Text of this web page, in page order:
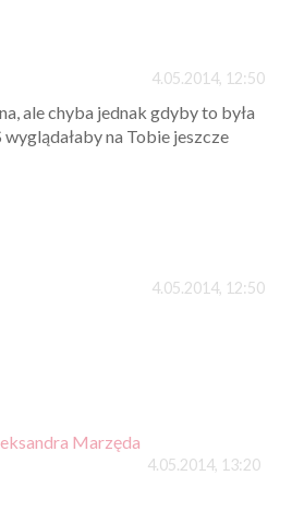
4.05.2014, 12:50
ale chyba jednak gdyby to była
na Tobie jeszcze
4.05.2014, 12:50
Marzęda
4.05.2014, 13:20